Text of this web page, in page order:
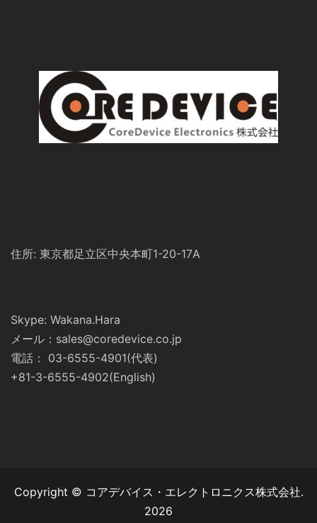
住所: 東京都足立区中央本町1-20-17A
Skype: Wakana.Hara
メール：sales@coredevice.co.jp
電話： 03-6555-4901(代表)
+81-3-6555-4902(English)
Copyright © コアデバイス・エレクトロニクス株式会社.
2026